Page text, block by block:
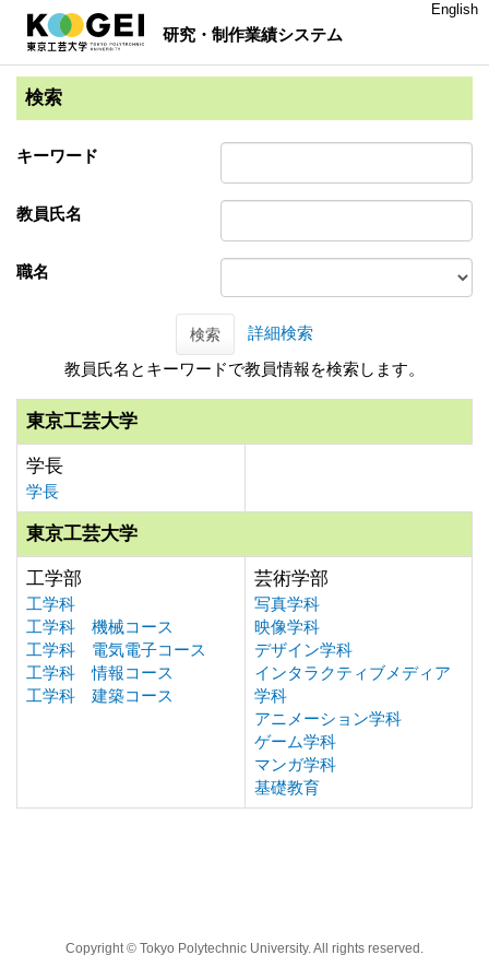
研究・制作業績システム
English
検索
キーワード
教員氏名
職名
検索
詳細検索
教員氏名とキーワードで教員情報を検索します。
東京工芸大学
学長
学長
東京工芸大学
工学部
工学科
工学科 機械コース
工学科 電気電子コース
工学科 情報コース
工学科 建築コース
芸術学部
写真学科
映像学科
デザイン学科
インタラクティブメディア
学科
アニメーション学科
ゲーム学科
マンガ学科
基礎教育
Copyright © Tokyo Polytechnic University. All rights reserved.